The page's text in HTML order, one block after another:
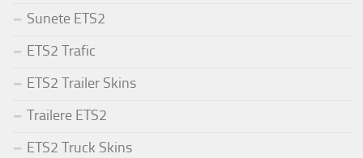
Sunete ETS2
ETS2 Trafic
ETS2 Trailer Skins
Trailere ETS2
ETS2 Truck Skins